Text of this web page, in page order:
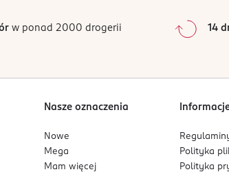
0%
Sortowanie wgdata: od
w ponad 2000 drogerii 14
Nasze oznaczenia
Nowe
Mega
Mam więcej
Polityka
Polityka